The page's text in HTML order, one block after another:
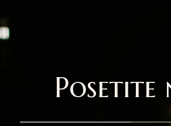
Posetite